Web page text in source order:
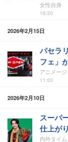
女性自身
16:20
2026年2月15日
パセラ
フェ」
アニメー
11:00
2026年2月10日
スーパ
仕上が
内外タイム